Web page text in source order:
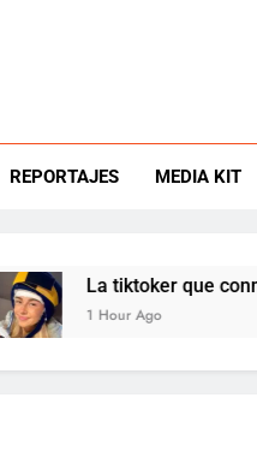
REPORTAJES MEDIA KIT
La tiktoker que conmovió a
1 Hour Ago